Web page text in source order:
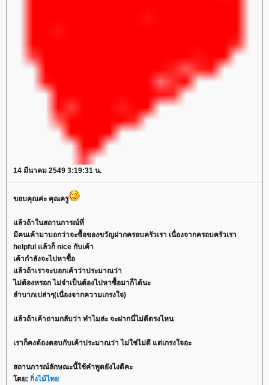
14 มีนาคม 2549 3:19:31 น.
ขอบคุณค่ะ คุณครู
ล้วถ้าในสถานการณ์ที่
มีคนเค้ามาบอกว่าจะซื้อของขวัญฝากครอบครัวเรา เนื่องจากครอบครัวเรา
helpful แล้วก็ nice กับเค้า
เค้ากำลังจะไปหาซื้อ
ล้วถ้าเราจะบอกเค้าว่าประมาณว่า
ไม่ต้องหรอก ไม่จำเป็นต้องไปหาซื้อมาก็ได้นะ
ลำบากเปล่าๆ(เนื่องจากความเกรงใจ)
ล้วถ้าเค้าถามกลับว่า ทำไมล่ะ จะฝากนี่ไม่ดีตรงไหน
เราก็คงต้องตอบกับเค้าประมาณว่า ไม่ใช่ไม่ดี แต่เกรงใจอะ
สถานการณ์ลักษณะนี้ใช้คำพูดยังไงดีคะ
ดย: กิ่งไม้ไท